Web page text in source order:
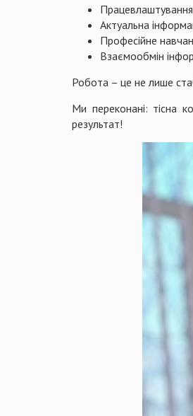
Актуальна
Професійне
Взаємообмін
Робота – це не лише
Ми переконані: тісна
результат!